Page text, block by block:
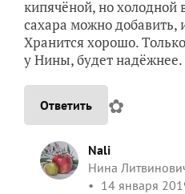
кипячёной, но холодной
сахара можно добавить,
Хранится хорошо.
у Нины, будет надёжнее.
Ответить ✿
Nali
Нина
14 января